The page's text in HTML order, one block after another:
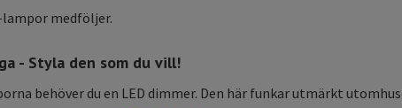
lampor medföljer.
- Styla den som du vill!
behöver du en LED dimmer. Den här funkar utmärkt